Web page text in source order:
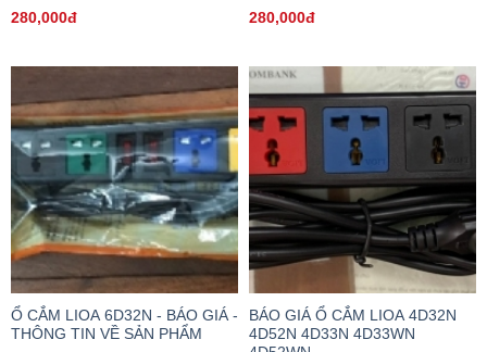
280,000đ
280,000đ
Ổ CẮM LIOA 6D32N - BÁO GIÁ -
THÔNG TIN VỀ SẢN PHẨM
BÁO GIÁ Ổ CẮM LIOA 4D32N
4D52N 4D33N 4D33WN